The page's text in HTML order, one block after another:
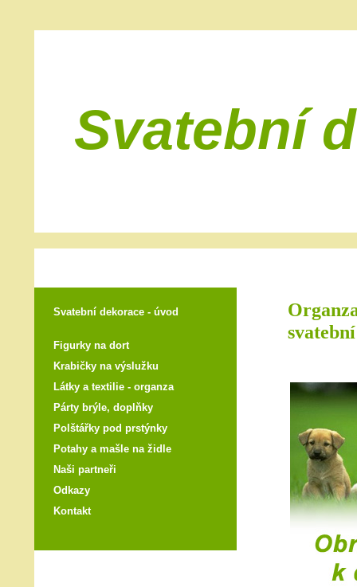
Svatební
Svatební dekorace - úvod
Figurky na dort
Krabičky na výslužku
Látky a textilie - organza
Párty brýle, doplňky
Polštářky pod prstýnky
Potahy a mašle na židle
Naši partneři
Odkazy
Kontakt